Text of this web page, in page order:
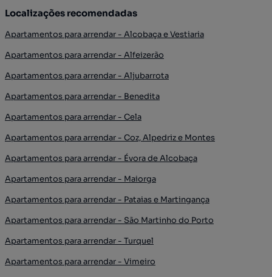
Localizações recomendadas
Apartamentos para arrendar - Alcobaça e Vestiaria
Apartamentos para arrendar - Alfeizerão
Apartamentos para arrendar - Aljubarrota
Apartamentos para arrendar - Benedita
Apartamentos para arrendar - Cela
Apartamentos para arrendar - Coz, Alpedriz e Montes
Apartamentos para arrendar - Évora de Alcobaça
Apartamentos para arrendar - Maiorga
Apartamentos para arrendar - Pataias e Martingança
Apartamentos para arrendar - São Martinho do Porto
Apartamentos para arrendar - Turquel
Apartamentos para arrendar - Vimeiro